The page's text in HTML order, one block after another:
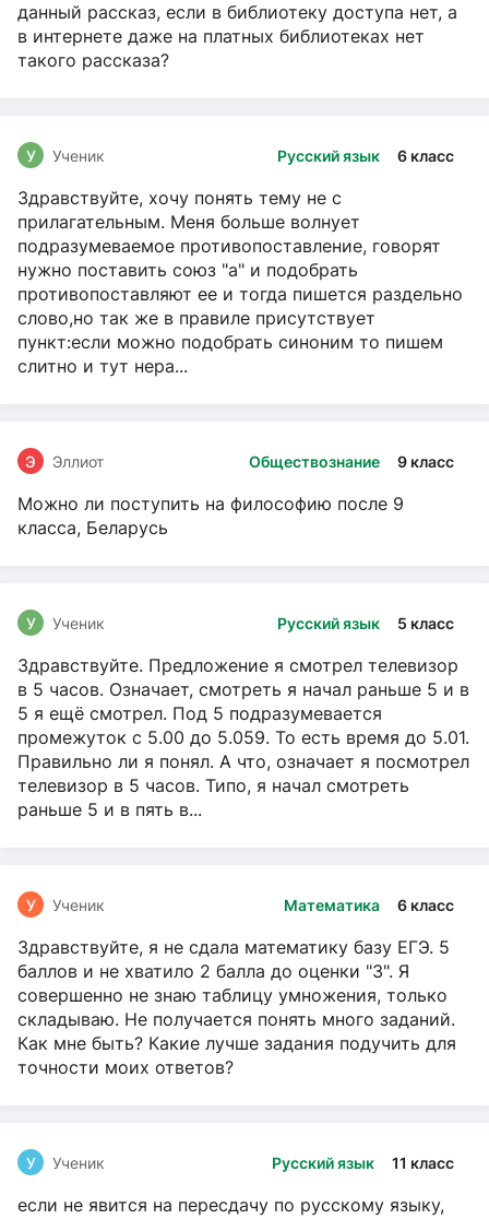
данный рассказ, если в библиотеку доступа нет, а
в интернете даже на платных библиотеках нет
такого рассказа?
Русский язык 6 класс
У Ученик
Здравствуйте, хочу понять тему не с
прилагательным. Меня больше волнует
подразумеваемое противопоставление, говорят
нужно поставить союз "а" и подобрать
противопоставляют ее и тогда пишется раздельно
слово,но так же в правиле присутствует
пункт:если можно подобрать синоним то пишем
слитно и тут нера...
Обществознание 9 класс
Э Эллиот
Можно ли поступить на философию после 9
класса, Беларусь
Русский язык 5 класс
У Ученик
Здравствуйте. Предложение я смотрел телевизор
в 5 часов. Означает, смотреть я начал раньше 5 и в
5 я ещё смотрел. Под 5 подразумевается
промежуток с 5.00 до 5.059. То есть время до 5.01.
Правильно ли я понял. А что, означает я посмотрел
телевизор в 5 часов. Типо, я начал смотреть
раньше 5 и в пять в...
Математика 6 класс
У Ученик
Здравствуйте, я не сдала математику базу ЕГЭ. 5
баллов и не хватило 2 балла до оценки "3". Я
совершенно не знаю таблицу умножения, только
складываю. Не получается понять много заданий.
Как мне быть? Какие лучше задания подучить для
точности моих ответов?
Русский язык 11 класс
У Ученик
если не явится на пересдачу по русскому языку,